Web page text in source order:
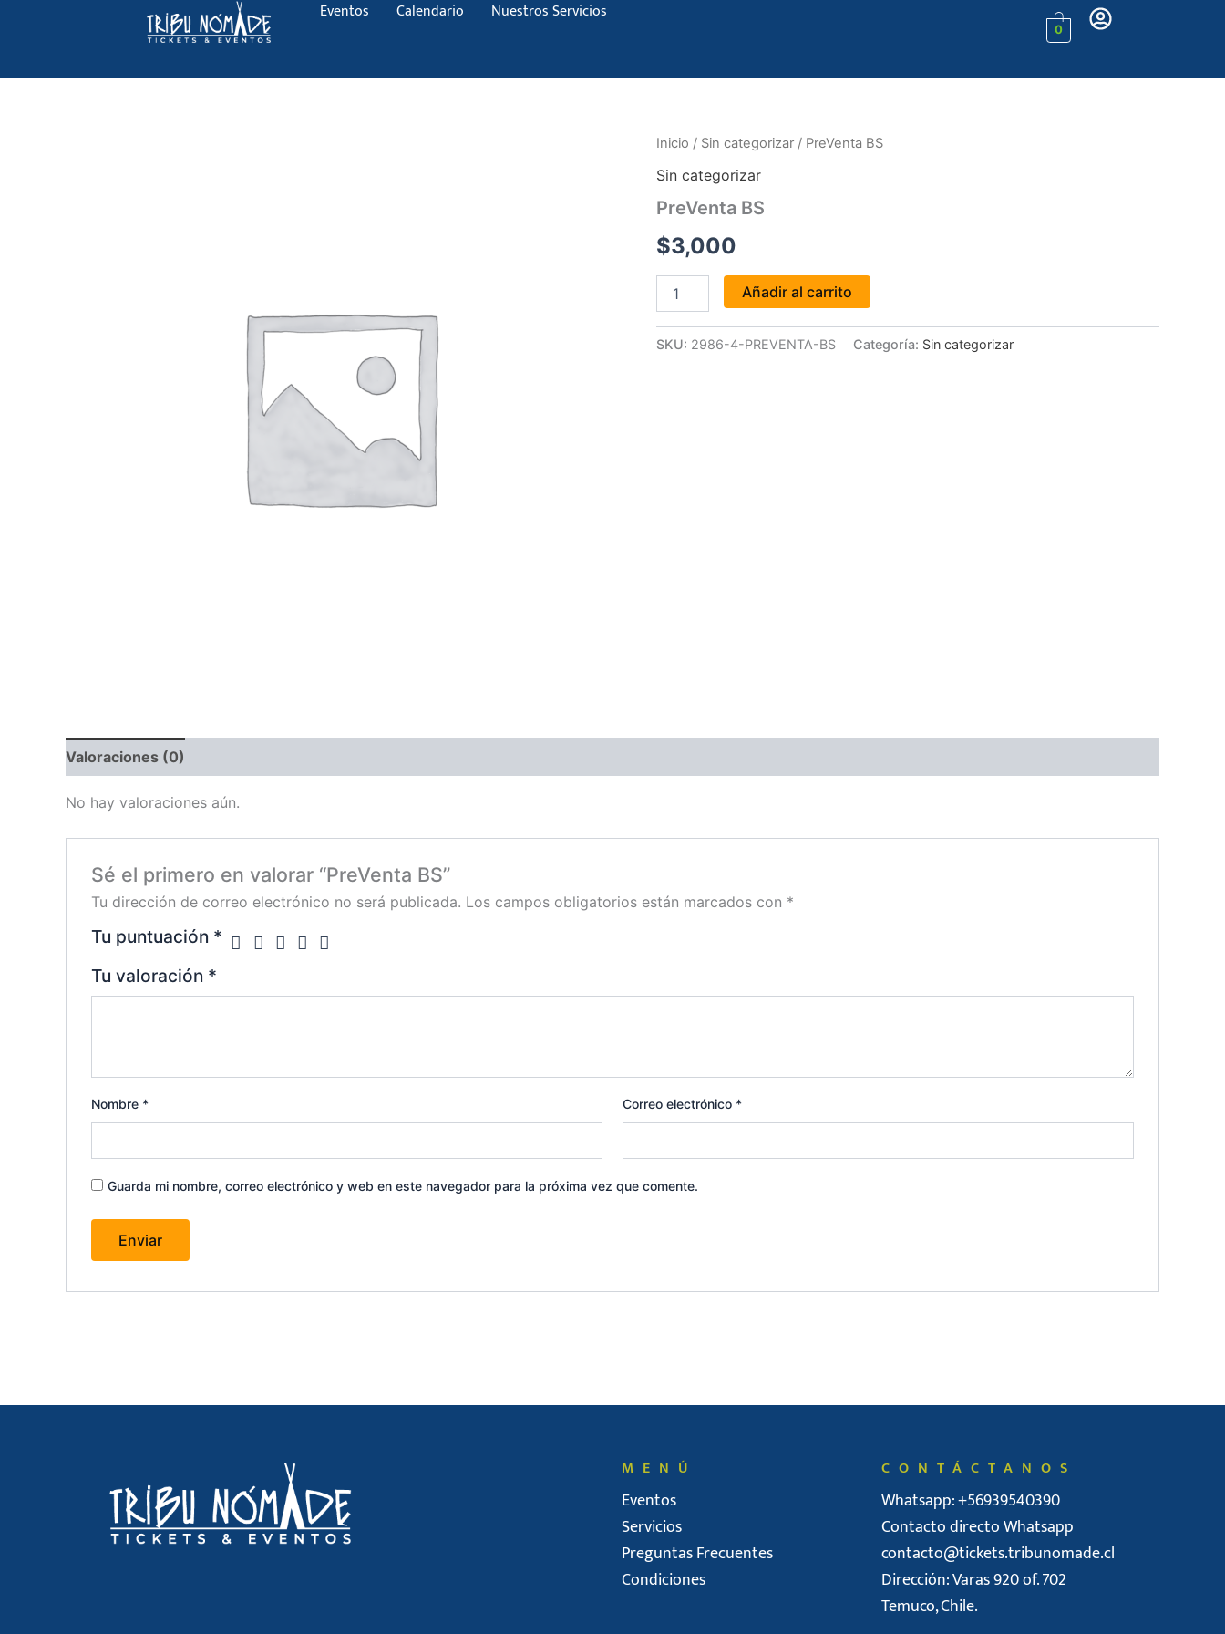
Eventos Calendario Nuestros Servicios
0
Inicio / Sin categorizar / PreVenta BS
Sin categorizar
PreVenta BS
$3,000
PreVenta
cantidad
Añadir al carrito
SKU: 2986-4-PREVENTA-BS Categoría: Sin categorizar
Valoraciones (0)
No hay valoraciones aún.
Sé el primero en valorar “PreVenta BS”
Tu dirección de correo electrónico no será publicada. Los campos obligatorios están marcados con *
Tu puntuación *
Tu valoración *
Nombre * Correo electrónico *
Guarda mi nombre, correo electrónico y web en este navegador para la próxima vez que comente.
MENÚ
Eventos
Servicios
Preguntas Frecuentes
Condiciones
CONTÁCTANOS
Whatsapp: +56939540390
Contacto directo Whatsapp
contacto@tickets.tribunomade.cl
Dirección: Varas 920 of. 702
Temuco, Chile.